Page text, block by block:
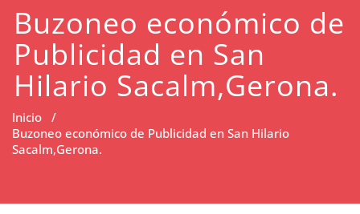
Buzoneo económico de
Publicidad en San
Hilario Sacalm,Gerona.
Inicio /
Buzoneo económico de Publicidad en San Hilario
Sacalm,Gerona.